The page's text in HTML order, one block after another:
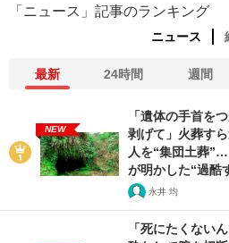
「ニュース」記事のランキング
ニュース
最新 24時間 週間
NEW
「遺体の手首を
剥げて」火葬す
人を“集団土葬
が明かした“過酷
永井 均
「死にたくない